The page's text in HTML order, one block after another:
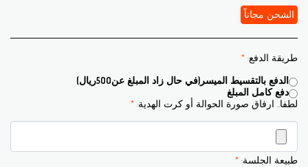
الشحن مجاناً
طريقة الدفع: *
الدفع بالتقسيط الميسر(في حال زاد المبلغ عن500ريال)
دفع كامل المبلغ
لطفا.. ارفاق صورة الحوالة أو كرت الهدية: *
طبيعة الجلسة: *